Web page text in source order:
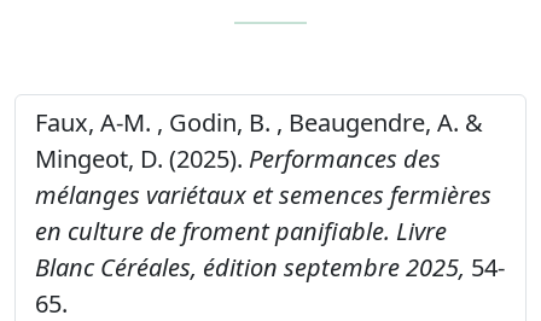
Faux, A-M. , Godin, B. , Beaugendre, A. &
Mingeot, D. (2025). Performances des
mélanges variétaux et semences fermières
en culture de froment panifiable. Livre
Blanc Céréales, édition septembre 2025, 54-
65.